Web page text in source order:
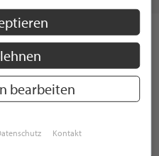
Safran - Die Welt hat
bieten. Was früher als
für diverse
wie selbstverständlich:
richtigen Gewürze macht bei
Erfahrung und
bearbeiten
Kontakt